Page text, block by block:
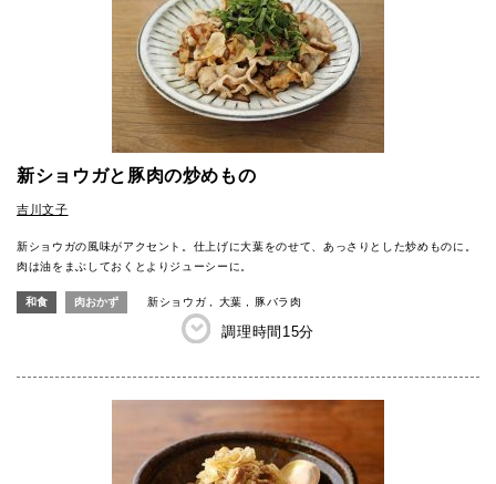
新ショウガと豚肉の炒めもの
吉川文子
新ショウガの風味がアクセント。仕上げに大葉をのせて、あっさりとした炒めものに。
肉は油をまぶしておくとよりジューシーに。
和食 肉おかず 新ショウガ 大葉 豚バラ肉
調理時間 15分